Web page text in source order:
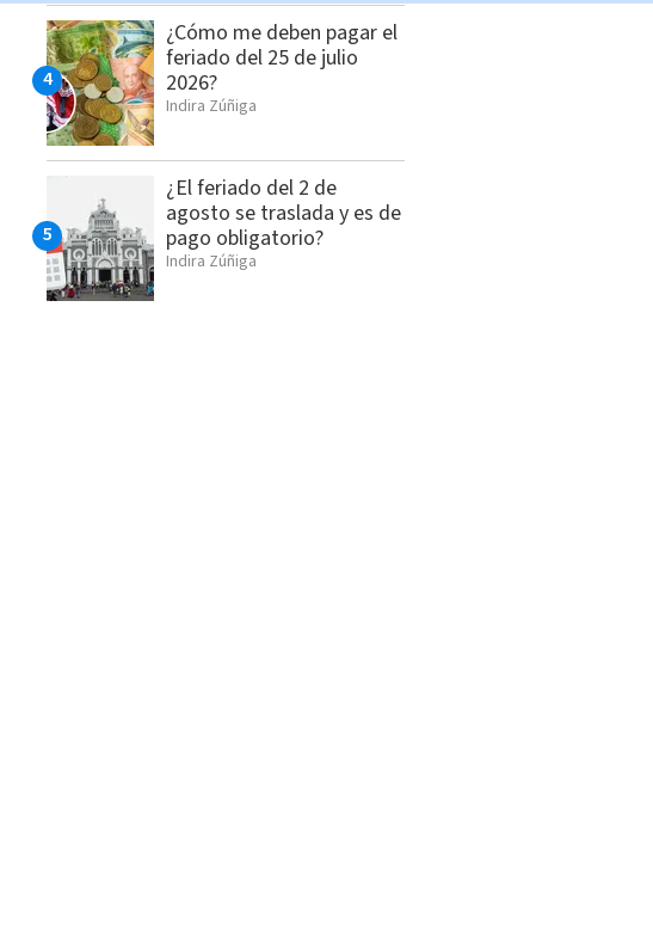
¿Cómo me deben pagar el
feriado del 25 de julio
2026?
Indira Zúñiga
¿El feriado del 2 de
agosto se traslada y es de
pago obligatorio?
Indira Zúñiga